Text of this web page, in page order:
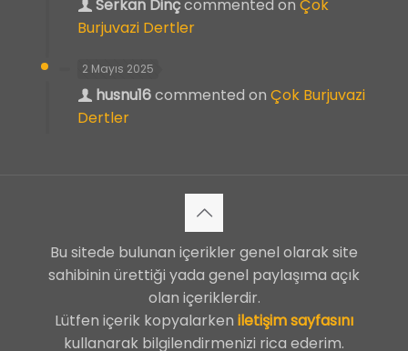
Serkan Dinçcommented on Çok
Burjuvazi Dertler
2 Mayıs 2025
husnu16commented on Çok Burjuvazi
Dertler
Bu sitede bulunan içerikler genel olarak site
sahibinin ürettiği yada genel paylaşıma açık
olan içeriklerdir.
Lütfen içerik kopyalarken iletişim sayfasını
kullanarak bilgilendirmenizi rica ederim.